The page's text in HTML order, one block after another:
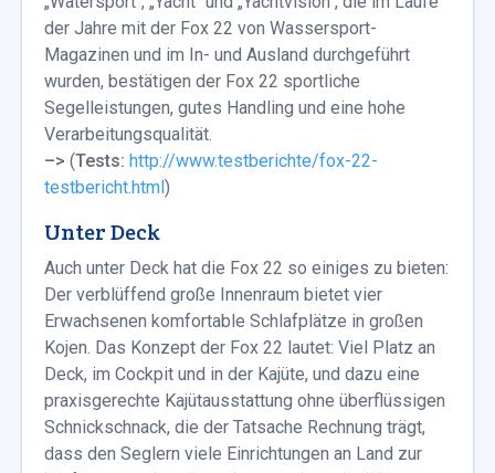
der Jahre mit der Fox 22 von Wassersport-
Magazinen und im In- und Ausland durchgeführt
wurden, bestätigen der Fox 22 sportliche
Segelleistungen, gutes Handling und eine hohe
Verarbeitungsqualität.
–> (Tests: http://www.testberichte/fox-22-
testbericht.html )
Unter Deck
Auch unter Deck hat die Fox 22 so einiges zu bieten:
Der verblüffend große Innenraum bietet vier
Erwachsenen komfortable Schlafplätze in großen
Kojen. Das Konzept der Fox 22 lautet: Viel Platz an
Deck, im Cockpit und in der Kajüte, und dazu eine
praxisgerechte Kajütausstattung ohne überflüssigen
Schnickschnack, die der Tatsache Rechnung trägt,
dass den Seglern viele Einrichtungen an Land zur